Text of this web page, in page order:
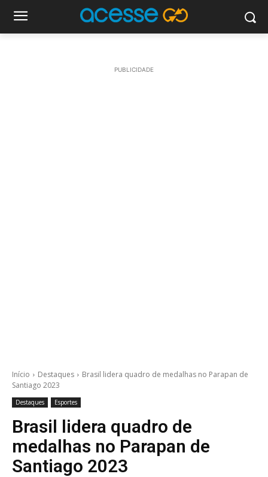
PUBLICIDADE
Início Destaques
Brasil lidera quadro de medalhas no Parapan de
Santiago 2023
Destaques Esportes
Brasil lidera quadro de
medalhas no Parapan de
Santiago 2023